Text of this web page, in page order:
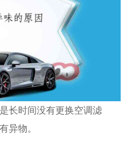
长时间没有更换空调滤
异物。